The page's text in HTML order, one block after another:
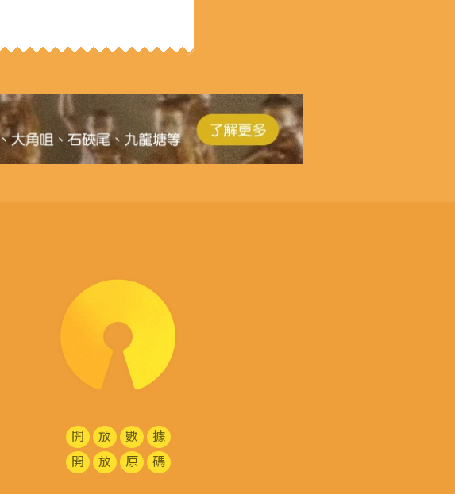
開 放 數
據
開
放 原 碼